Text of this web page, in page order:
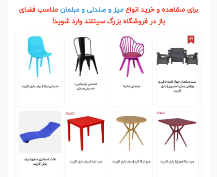
برای مشاهده و خرید انواع میز و صندلی و مبلمان مناسب فضای
باز در فروشگاه بزرگ سیتلند وارد شوید!